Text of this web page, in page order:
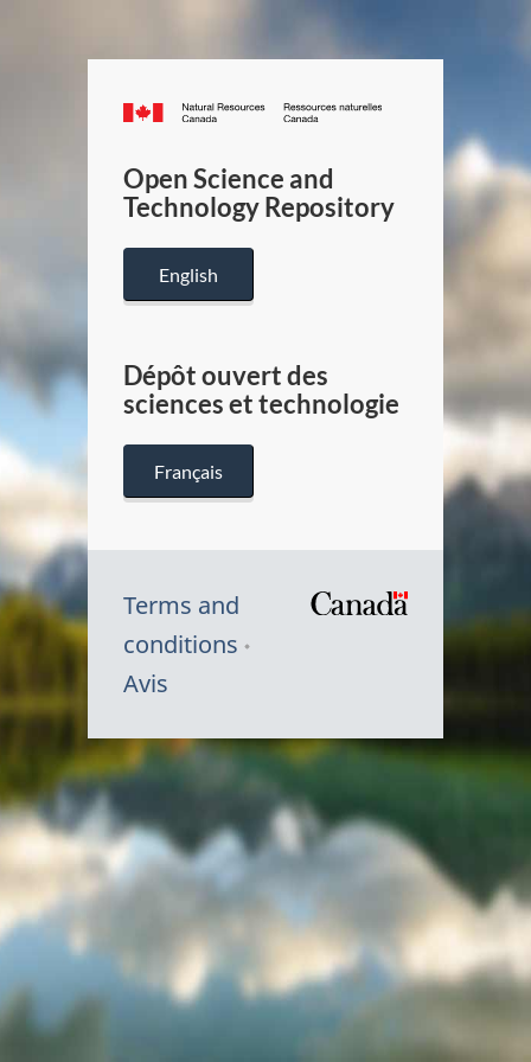
Canada.ca
/
Canada
Open Science and
Technology Repository
English
Dépôt ouvert des
sciences et technologie
Français
Terms and
conditions
Avis
Symbole
du